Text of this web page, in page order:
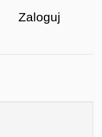
Zaloguj